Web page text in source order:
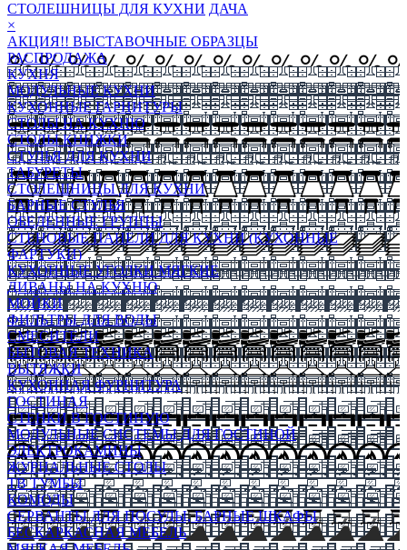
СТОЛЕШНИЦЫ ДЛЯ КУХНИ ДАЧА
×
АКЦИЯ!! ВЫСТАВОЧНЫЕ ОБРАЗЦЫ
РАСПРОДАЖА
КУХНЯ
МОДУЛЬНЫЕ КУХНИ
КУХОННЫЕ ГАРНИТУРЫ
СТОЛЫ НА КУХНЮ
СТОЛЫ КНИЖКИ
СТУЛЬЯ ДЛЯ КУХНИ
ТАБУРЕТЫ
СТОЛЕШНИЦЫ ДЛЯ КУХНИ
БАРНЫЕ СТУЛЬЯ
ОБЕДЕННЫЕ ГРУППЫ
СТЕНОВЫЕ ПАНЕЛИ ДЛЯ КУХНИ (КУХОННЫЕ
ФАРТУКИ)
КУХОННЫЕ УГОЛКИ МЯГКИЕ
ДИВАНЫ НА КУХНЮ
МОЙКИ
ФИЛЬТРЫ ДЛЯ ВОДЫ
СМЕСИТЕЛИ
БЫТОВАЯ ТЕХНИКА
ВЫТЯЖКИ
КУХОННАЯ ФУРНИТУРА
ГОСТИНАЯ
СТЕНКИ В ГОСТИНУЮ
МОДУЛЬНЫЕ СИСТЕМЫ ДЛЯ ГОСТИНОЙ
ЭЛЕКТРОКАМИНЫ
ЖУРНАЛЬНЫЕ СТОЛЫ
ТВ ТУМБЫ
КОМОДЫ
СЕРВАНТЫ ДЛЯ ПОСУДЫ, БАРНЫЕ ШКАФЫ
БЕСКАРКАСНАЯ МЕБЕЛЬ